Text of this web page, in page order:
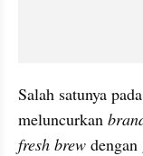
Salah satunya
meluncurkan
fresh brew dengan